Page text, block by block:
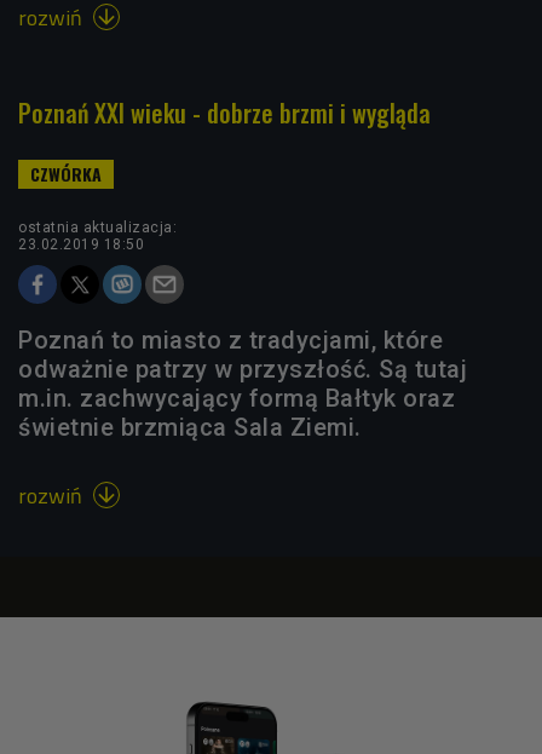
rozwiń 
Poznań XXI wieku - dobrze brzmi i wygląda
ostatnia aktualizacja:
23.02.2019 18:50
Poznań to miasto z tradycjami, które
odważnie patrzy w przyszłość. Są tutaj
m.in. zachwycający formą Bałtyk oraz
świetnie brzmiąca Sala Ziemi.
rozwiń 